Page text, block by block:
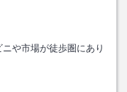
や市場が徒歩圏にあり